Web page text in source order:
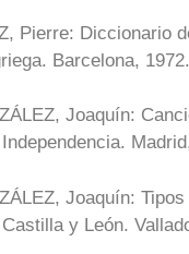
Pierre: Diccionario
Barcelona, 1972.
Joaquín:
Joaquín:
y León.